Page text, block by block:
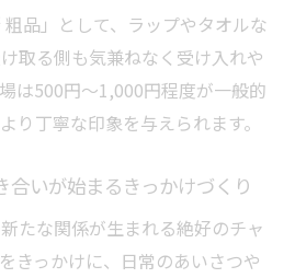
品」として、ラップやタオルな
取る側も気兼ねなく受け入れや
は500円～1,000円程度が一般的
り丁寧な印象を与えられます。
合いが始まるきっかけづくり
たな関係が生まれる絶好のチャ
きっかけに、日常のあいさつや